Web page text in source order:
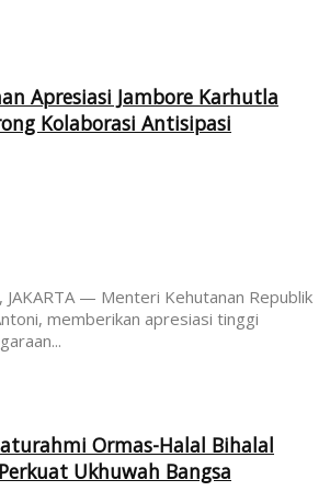
Apresiasi Jambore Karhutla
Kolaborasi Antisipasi
JAKARTA — Menteri Kehutanan Republik
memberikan apresiasi tinggi
Ormas-Halal Bihalal
Ukhuwah Bangsa